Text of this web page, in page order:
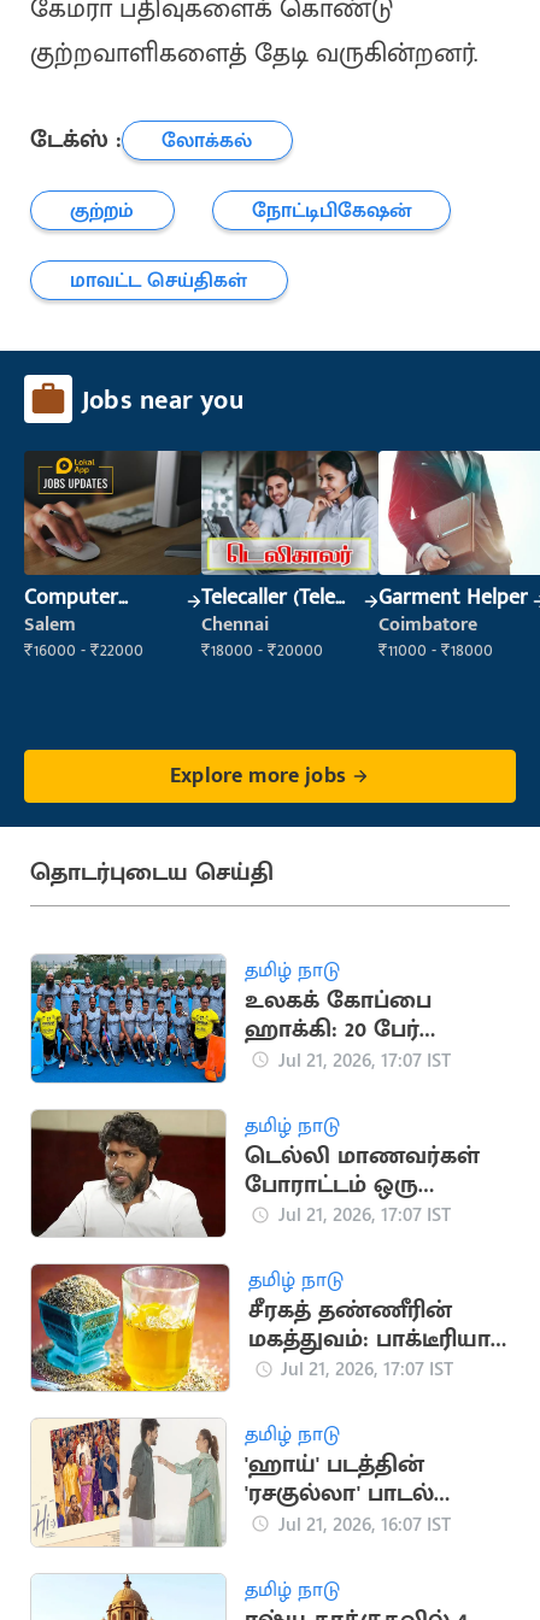
கேமரா பதிவுகளைக் கொண்டு
குற்றவாளிகளைத் தேடி வருகின்றனர்.
டேக்ஸ் :
லோக்கல்
குற்றம்
நோட்டிபிகேஷன்
மாவட்ட செய்திகள்
Jobs near you
Computer
Operator
Salem
₹16000 - ₹22000
Telecaller (Tele
Sales)
Chennai
₹18000 - ₹20000
Garment Helper
Coimbatore
₹11000 - ₹18000
Explore more jobs
தொடர்புடைய செய்தி
தமிழ் நாடு
உலகக் கோப்பை
ஹாக்கி: 20 பேர்
கொண்ட இந்திய
Jul 21, 2026, 17:07 IST
தமிழ் நாடு
டெல்லி மாணவர்கள்
போராட்டம் ஒரு
தலைமுறையின்
பா.ரஞ்சித்
Jul 21, 2026, 17:07 IST
தமிழ் நாடு
சீரகத் தண்ணீரின்
மகத்துவம்: பாக்டீரியா
தொற்று முதல் இதய
Jul 21, 2026, 17:07 IST
தமிழ் நாடு
'ஹாய்' படத்தின்
'ரசகுல்லா' பாடல்
நாளை வெளியீடு
Jul 21, 2026, 16:07 IST
தமிழ் நாடு